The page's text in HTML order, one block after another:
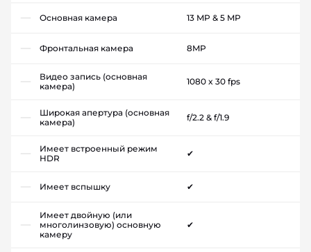
Основная камера 13 MP & 5 MP
Фронтальная камера 8MP
Видео запись (основная
камера)
1080 x 30 fps
Широкая апертура (основная
камера)
f/2.2 & f/1.9
Имеет встроенный режим
HDR
✔
Имеет вспышку ✔
Имеет двойную (или
многолинзовую) основную
камеру
✔